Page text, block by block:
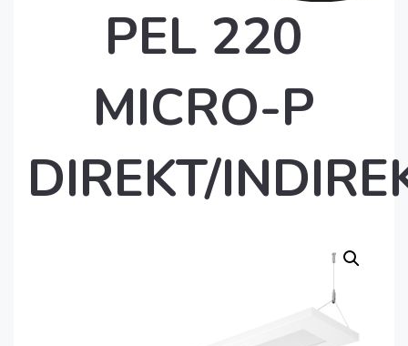
PEL 220
MICRO-P
DIREKT/